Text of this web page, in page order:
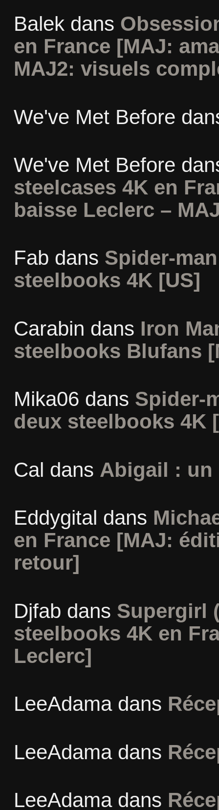
Balekdans
en France [MAJ:
MAJ2: visuels
We've Met Before
We've Met Before
steelcases 4K en
baisse Leclerc –
Fab dans Spider-
steelbooks 4K [US]
Carabin dans Iron
steelbooks Blufans
Mika06 dans Spider-
deux steelbooks 4K
Cal dans Abigail : un
Eddygital dans
en France [MAJ:
retour]
Djfab dans Supergirl
steelbooks 4K en
Leclerc]
LeeAdamadans
LeeAdamadans
LeeAdamadans